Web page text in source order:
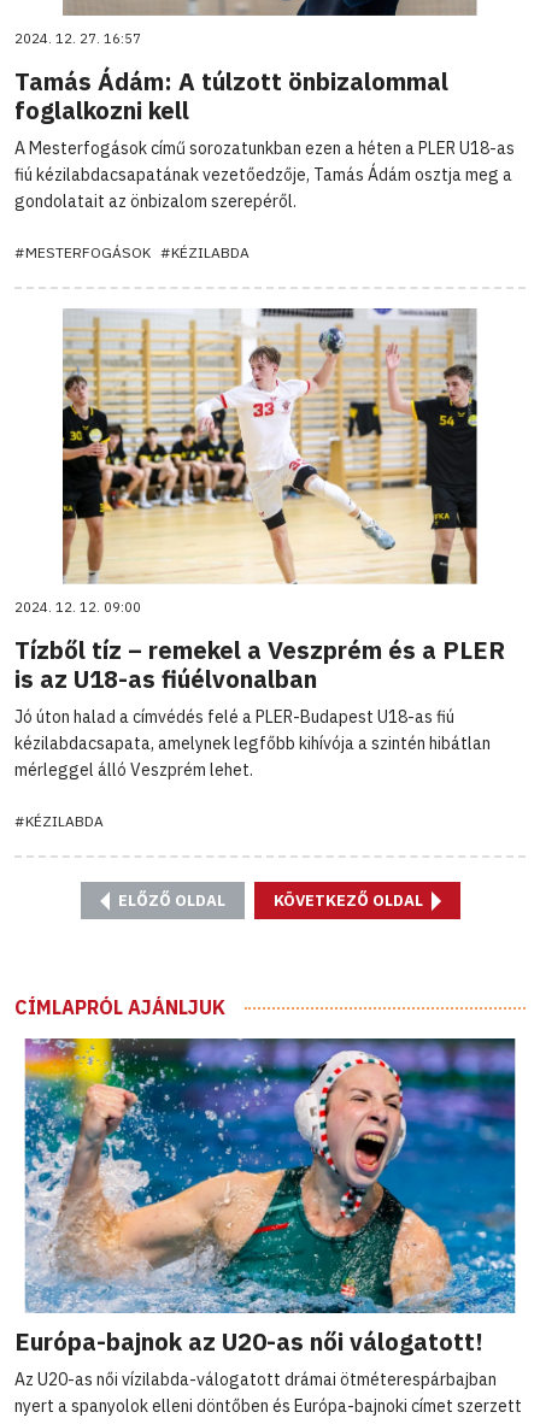
2024. 12. 27. 16:57
Tamás Ádám: A túlzott önbizalommal
foglalkozni kell
A Mesterfogások című sorozatunkban ezen a héten a PLER U18-as
fiú kézilabdacsapatának vezetőedzője, Tamás Ádám osztja meg a
gondolatait az önbizalom szerepéről.
#MESTERFOGÁSOK #KÉZILABDA
2024. 12. 12. 09:00
Tízből tíz – remekel a Veszprém és a PLER
is az U18-as fiúélvonalban
Jó úton halad a címvédés felé a PLER-Budapest U18-as fiú
kézilabdacsapata, amelynek legfőbb kihívója a szintén hibátlan
mérleggel álló Veszprém lehet.
#KÉZILABDA
ELŐZŐ OLDAL KÖVETKEZŐ OLDAL
CÍMLAPRÓL AJÁNLJUK
Európa-bajnok az U20-as női válogatott!
Az U20-as női vízilabda-válogatott drámai ötméterespárbajban
nyert a spanyolok elleni döntőben és Európa-bajnoki címet szerzett